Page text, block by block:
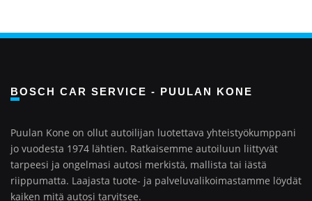
BOSCH CAR SERVICE - PUULAN KONE
Puulan Kone on ollut autoilijan luotettava yhteistyökumppani
jo vuodesta 1974 lähtien. Ratkaisemme autoiluun liittyvät
tarpeesi ja ongelmasi autosi merkistä, mallista tai iästä
riippumatta. Laajasta tuote- ja palveluvalikoimastamme löydät
kaiken mitä autosi tarvitsee.